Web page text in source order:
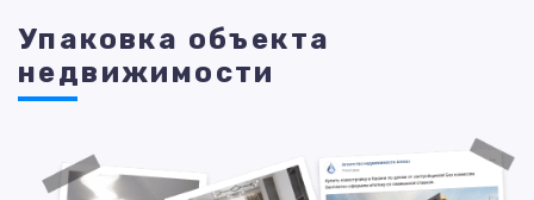
Упаковка объекта
недвижимости